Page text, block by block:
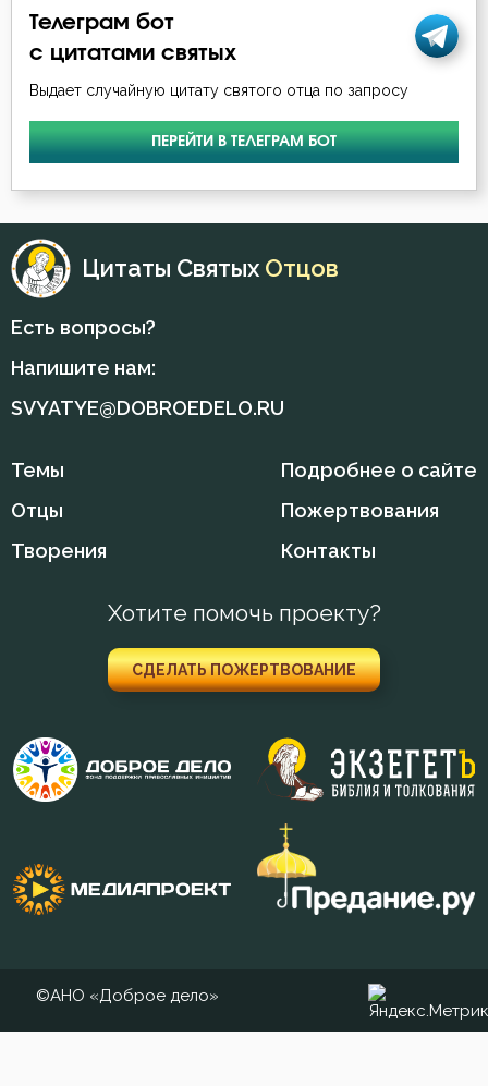
Дело
Дух Святой
Духовная жизнь
Еда
Жизнь
Загробная жизнь
Закон Божий
Зло
Искушение
Исповедник
Телеграм бот
с цитатами святых
Выдает случайную цитату святого отца по запросу
ПЕРЕЙТИ В ТЕЛЕГРАМ БОТ
Цитаты Святых Отцов
Есть вопросы?
Напишите нам:
SVYATYE@DOBROEDELO.RU
Темы
Отцы
Творения
Подробнее о сайте
Пожертвования
Контакты
Хотите помочь проекту?
СДЕЛАТЬ ПОЖЕРТВОВАНИЕ
©АНО «Доброе дело»